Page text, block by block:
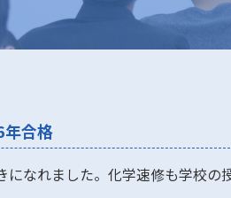
合格
になれました。化学速修も学校